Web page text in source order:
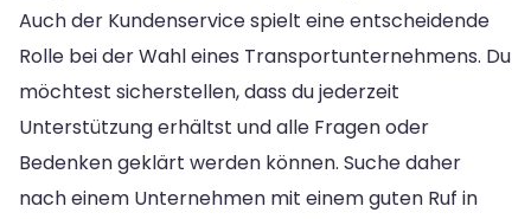
Auch der Kundenservice spielt eine entscheidende
Rolle bei der Wahl eines Transportunternehmens. Du
möchtest sicherstellen, dass du jederzeit
Unterstützung erhältst und alle Fragen oder
Bedenken geklärt werden können. Suche daher
nach einem Unternehmen mit einem guten Ruf in